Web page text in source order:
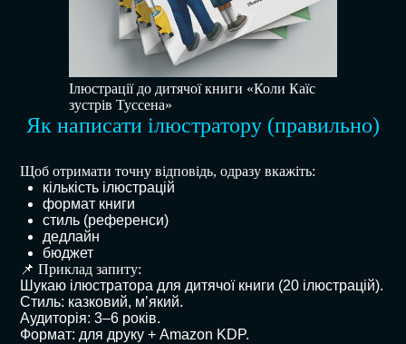
Ілюстрації до дитячої книги «Коли Каїс
зустрів Туссена»
Як написати ілюстратору (правильно)
Щоб отримати точну відповідь, одразу вкажіть:
кількість ілюстрацій
формат книги
стиль (референси)
дедлайн
бюджет
📌 Приклад запиту:
Шукаю ілюстратора для дитячої книги (20 ілюстрацій).
Стиль: казковий, м’який.
Аудиторія: 3–6 років.
Формат: для друку + Amazon KDP.